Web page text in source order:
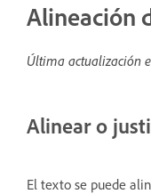
Alineación
Última actualización
Alinear o
El texto se puede